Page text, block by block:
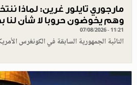
مارجوري تايلور غرين: لماذا
وهم يخوضون حروبا لا شأن لنا
07/08/2026 - 11:21
النائبة الجمهورية السابقة في الكونغرس